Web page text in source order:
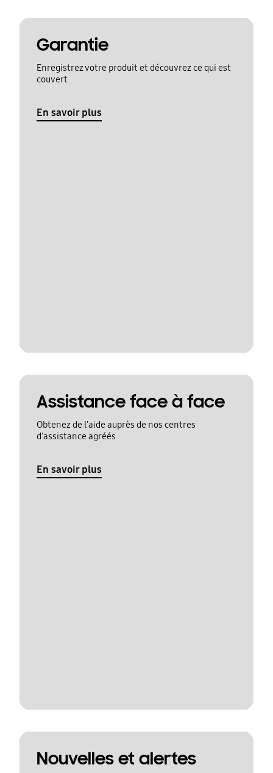
Garantie
Enregistrez votre produit et découvrez ce qui est
couvert
En savoir plus
Assistance face à face
Obtenez de l'aide auprès de nos centres
d'assistance agréés
En savoir plus
Nouvelles et alertes